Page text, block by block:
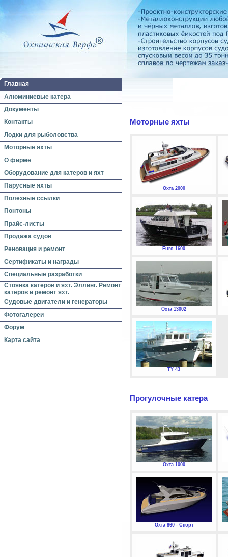
Главная
Алюминиевые катера
Документы
Контакты
Лодки для рыболовства
Моторные яхты
О фирме
Оборудование для катеров и яхт
Парусные яхты
Полезные ссылки
Понтоны
Прайс-листы
Продажа судов
Реновация и ремонт
Сертификаты и награды
Специальные разработки
Стоянка катеров и яхт. Эллинг. Ремонт
катеров и ремонт яхт.
Судовые двигатели и генераторы
Фотогалереи
Форум
Карта сайта
Моторные яхты
Охта 2000
Euro 1600
Охта 13002
TY 43
Прогулочные катера
Охта 1000
Охта 860 - Спорт